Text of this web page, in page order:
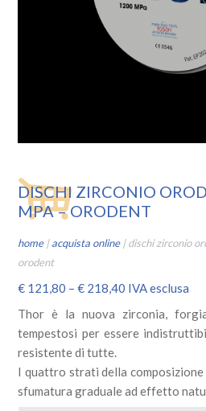
DISCHI ZIRCONIO
MPA – ORODENT
home|acquista online|dischi zirconio
orodent
€ 121,80 –€ 218,40 IVA esclusa
Thor è la nuova zirconia,
tempestosi per essere
resistente di tutte.
I quattro strati della
sfumatura graduale ad effetto